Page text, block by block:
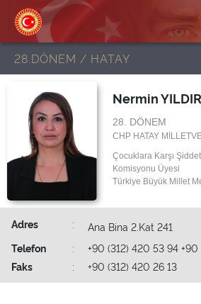
28.DÖNEM / HATAY
Nermin
28. DÖNEM
CHP HATAY
Çocuklara Karşı
Komisyonu Üyesi
Türkiye Büyük Millet
Adres :
Ana Bina 2.Kat 241
Telefon
:
+90 (312) 420 53 94
Faks
: +90 (312) 420 26 13